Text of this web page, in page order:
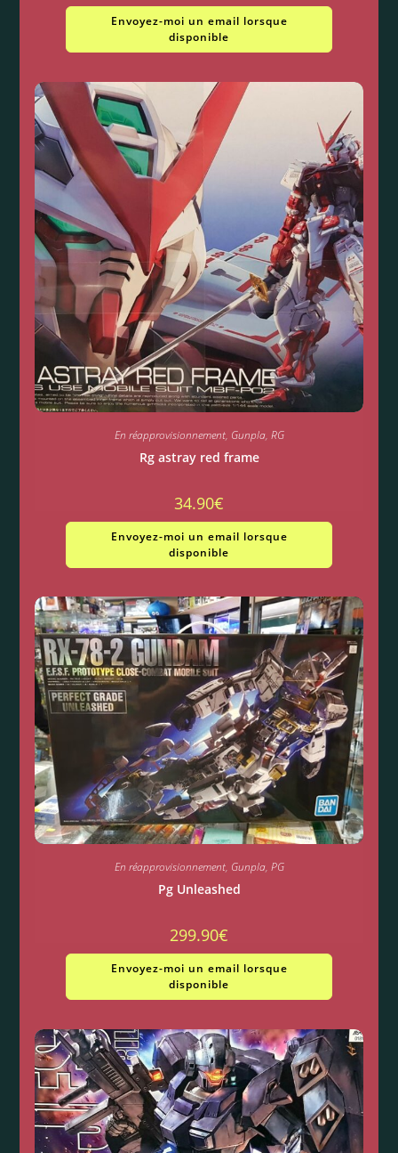
Envoyez-moi un email lorsque
disponible
En réapprovisionnement, Gunpla, RG
Rg astray red frame
34.90€
Envoyez-moi un email lorsque
disponible
En réapprovisionnement, Gunpla, PG
Pg Unleashed
299.90€
Envoyez-moi un email lorsque
disponible